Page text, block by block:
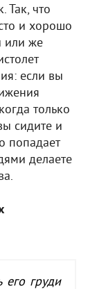
Так, что
и хорошо
или же
если вы
только
сидите и
попадает
делаете
его груди